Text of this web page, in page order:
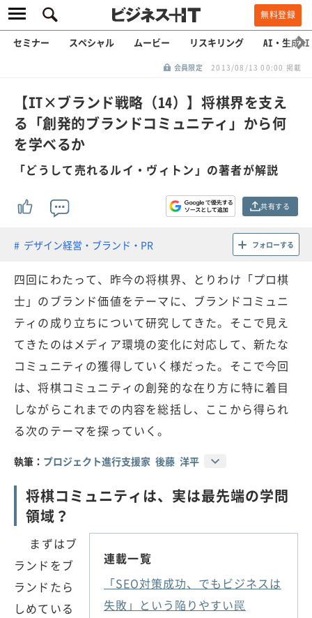
無料登録
セミナー スペシャル ムービー リスキリング AI・生成AI
会員限定 2013/08/13 00:00 掲載
【IT×ブランド戦略（14）】将棋界を支え
る「創発的ブランドコミュニティ」から何
を学べるか
「どうして売れるルイ・ヴィトン」の著者が解説
共有する
デザイン経営・ブランド・PR フォローする
四回にわたって、昨今の将棋界、とりわけ「プロ棋
士」のブランド価値をテーマに、ブランドコミュニ
ティの成り立ちについて研究してきた。そこで見え
てきたのはメディア環境の変化に対応して、新たな
コミュニティの獲得していく様だった。そこで今回
は、将棋コミュニティの創発的な在り方に特に着目
しながらこれまでの内容を総括し、ここから得られ
る次のテーマを探っていく。
執筆： プロジェクト進行支援家 後藤 洋平
将棋コミュニティは、実は最先端の学問
領域？
連載一覧
「SEO対策成功、でもビジネスは
失敗」という陥りやすい罠
まずはブ
ランドをブ
ランドたら
しめている